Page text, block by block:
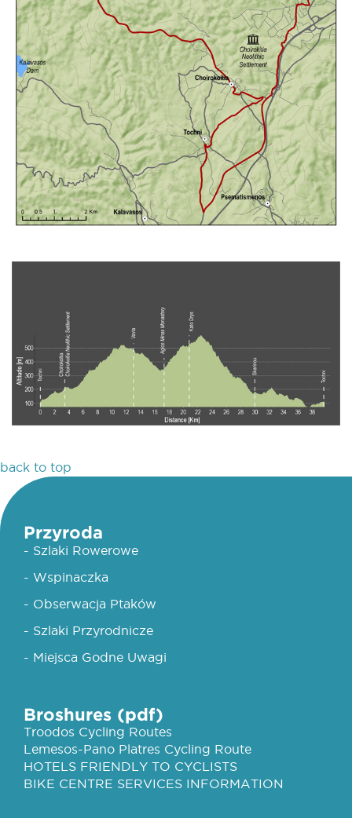
back to top
Przyroda
- Szlaki Rowerowe
- Wspinaczka
- Obserwacja Ptaków
- Szlaki Przyrodnicze
- Miejsca Godne Uwagi
Broshures (pdf)
Troodos Cycling Routes
Lemesos-Pano Platres Cycling Route
HOTELS FRIENDLY TO CYCLISTS
BIKE CENTRE SERVICES INFORMATION